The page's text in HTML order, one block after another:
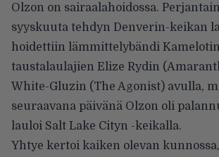
Olzon on sairaalahoidossa.
syyskuuta tehdyn Denverin-keikan
hoidettiin lämmittelybändi Kamelotin
taustalaulajien Elize Rydin
White-Gluzin (The Agonist) avulla,
seuraavana päivänä Olzon oli
lauloi Salt Lake Cityn -keikalla.
Yhtye kertoi kaiken olevan